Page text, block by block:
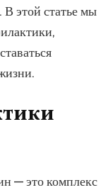
В этой статье мы
— это комплекс